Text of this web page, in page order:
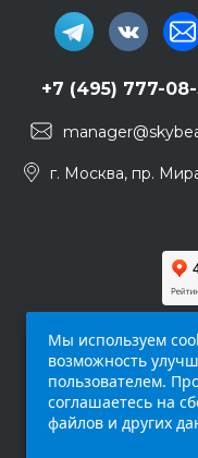
+7 (495) 777-08-
г. Москва, пр.
Мы используем
возможность
пользователем.
соглашаетесь на
файлов и других